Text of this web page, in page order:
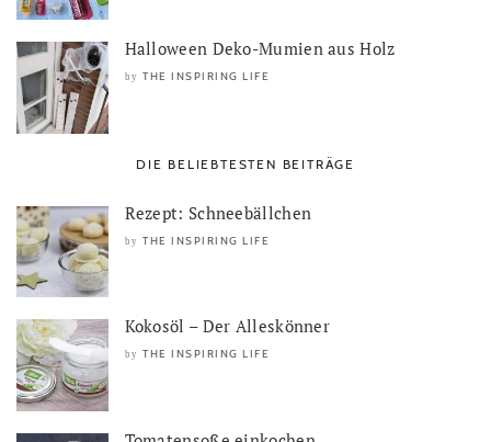
Halloween Deko-Mumien aus Holz
by THE INSPIRING LIFE
DIE BELIEBTESTEN BEITRÄGE
Rezept: Schneebällchen
by THE INSPIRING LIFE
Kokosöl – Der Alleskönner
by THE INSPIRING LIFE